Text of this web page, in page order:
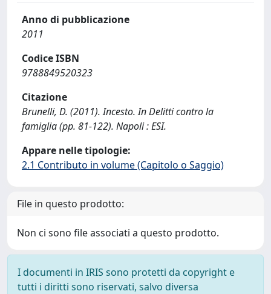
Anno di pubblicazione
2011
Codice ISBN
9788849520323
Citazione
Brunelli, D. (2011). Incesto. In Delitti contro la
famiglia (pp. 81-122). Napoli : ESI.
Appare nelle tipologie:
2.1 Contributo in volume (Capitolo o Saggio)
File in questo prodotto:
Non ci sono file associati a questo prodotto.
I documenti in IRIS sono protetti da copyright e
tutti i diritti sono riservati, salvo diversa